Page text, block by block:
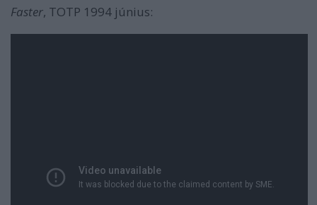
Faster, TOTP 1994 június: